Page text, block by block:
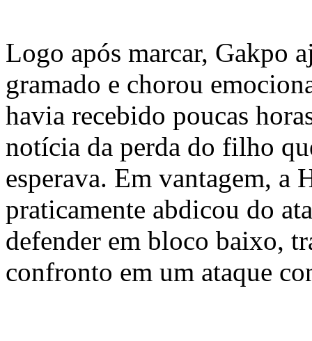
Logo após marcar, Gakpo
gramado e chorou
havia recebido poucas
notícia da perda do filho
esperava. Em vantagem, a
praticamente abdicou do
defender em bloco baixo,
confronto em um ataque